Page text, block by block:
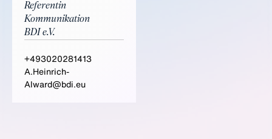
Referentin
Kommunikation
BDI e.V.
+493020281413
A.Heinrich-
Alward@bdi.eu